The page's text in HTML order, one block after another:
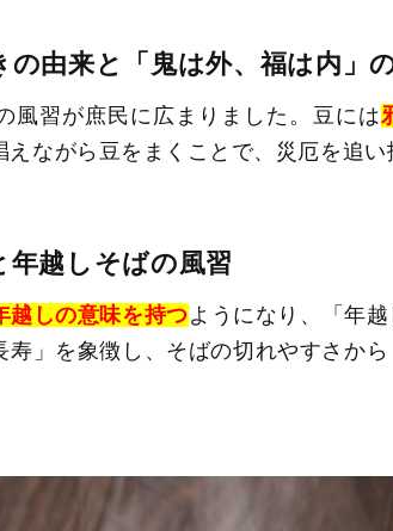
の由来と「鬼は外、福は内」
風習が庶民に広まりました。豆には
えながら豆をまくことで、災厄を追い
年越しそばの風習
越しの意味を持つようになり、「年
寿」を象徴し、そばの切れやすさか